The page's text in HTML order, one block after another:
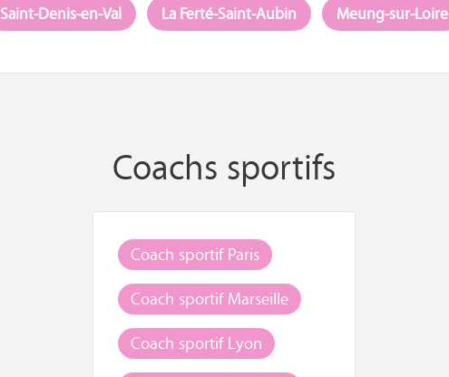
Saint-Denis-en-Val
La Ferté-Saint-Aubin Meung-sur-Loire
Coachs sportifs
Coach sportif Paris
Coach sportif Marseille
Coach sportif Lyon